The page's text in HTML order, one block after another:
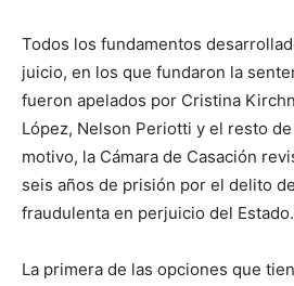
Todos los fundamentos
juicio, en los que fundaron la
fueron apelados por Cristina
López, Nelson Periotti y el resto
motivo, la Cámara de Casación
seis años de prisión por el delito
fraudulenta en perjuicio del Estado.
La primera de las opciones que